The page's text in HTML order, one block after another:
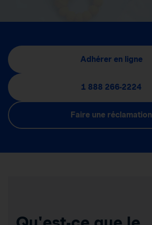
Adhérer en ligne
1 888 266-2224
Faire une réclamation